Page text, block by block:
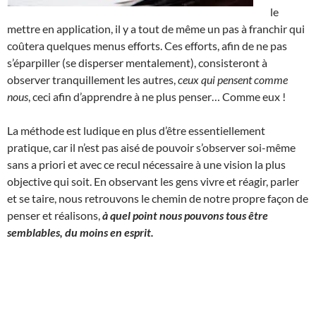
le
mettre en application, il y a tout de même un pas à franchir qui
coûtera quelques menus efforts. Ces efforts, afin de ne pas
s’éparpiller (se disperser mentalement), consisteront à
observer tranquillement les autres, ceux qui pensent comme
nous , ceci afin d’apprendre à ne plus penser… Comme eux !
La méthode est ludique en plus d’être essentiellement
pratique, car il n’est pas aisé de pouvoir s’observer soi-même
sans a priori et avec ce recul nécessaire à une vision la plus
objective qui soit. En observant les gens vivre et réagir, parler
et se taire, nous retrouvons le chemin de notre propre façon de
penser et réalisons, à quel point nous pouvons tous être
semblables, du moins en esprit.